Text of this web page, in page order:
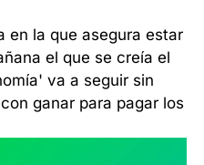
en la que asegura estar
el que se creía el
va a seguir sin
ganar para pagar los